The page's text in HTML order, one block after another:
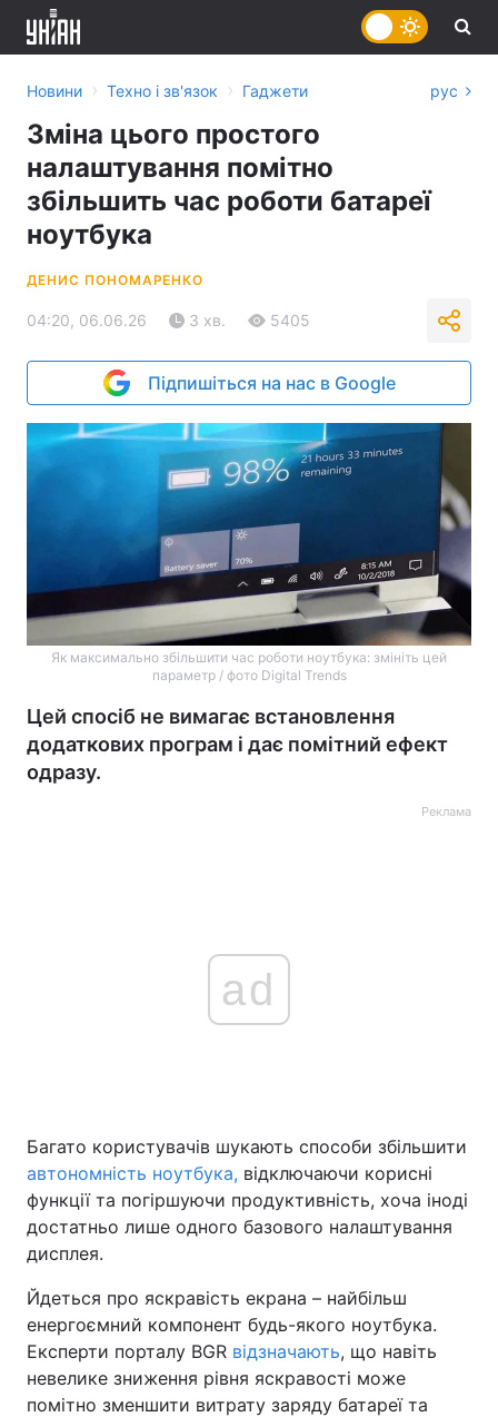
Україна Політика
Економіка
Спорт Наука
Зброя Інциденти
Здоров'я Туризм
Новини › Техно і зв'язок › Гаджети рус
Зміна цього простого
налаштування помітно
збільшить час роботи батареї
ноутбука
ДЕНИС ПОНОМАРЕНКО
04:20, 06.06.26 3 хв. 5405
Підпишіться на нас в Google
Як максимально збільшити час роботи ноутбука: змініть цей
параметр / фото Digital Trends
Цей спосіб не вимагає встановлення
додаткових програм і дає помітний ефект
одразу.
Реклама
ad
Багато користувачів шукають способи збільшити
автономність ноутбука, відключаючи корисні
функції та погіршуючи продуктивність, хоча іноді
достатньо лише одного базового налаштування
дисплея.
Йдеться про яскравість екрана – найбільш
енергоємний компонент будь-якого ноутбука.
Експерти порталу BGR відзначають, що навіть
невелике зниження рівня яскравості може
помітно зменшити витрату заряду батареї та